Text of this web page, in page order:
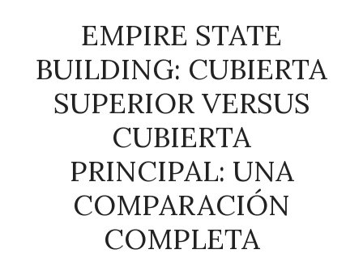
EMPIRE STATE
BUILDING: CUBIERTA
SUPERIOR VERSUS
CUBIERTA
PRINCIPAL: UNA
COMPARACIÓN
COMPLETA